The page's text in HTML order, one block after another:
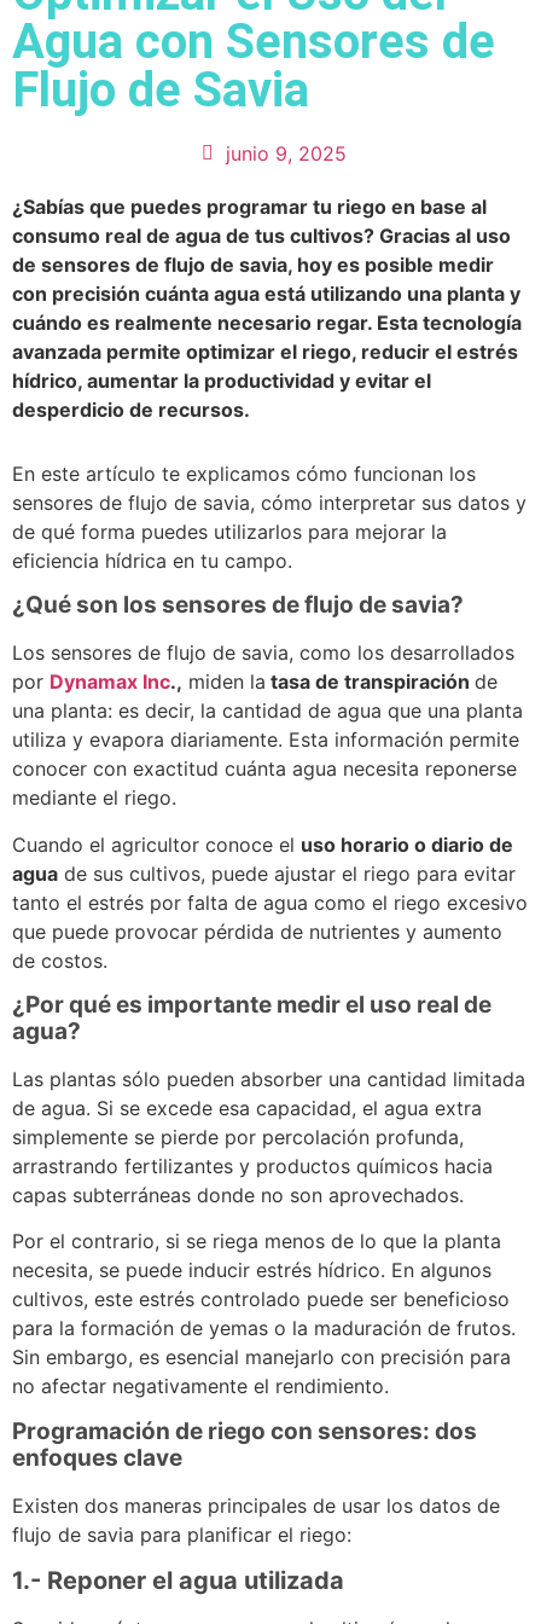
Agua con Sensores de
Flujo de Savia
junio 9, 2025
¿Sabías que puedes programar tu riego en base al
consumo real de agua de tus cultivos? Gracias al uso
de sensores de flujo de savia, hoy es posible medir
con precisión cuánta agua está utilizando una planta y
cuándo es realmente necesario regar. Esta tecnología
avanzada permite optimizar el riego, reducir el estrés
hídrico, aumentar la productividad y evitar el
desperdicio de recursos.
En este artículo te explicamos cómo funcionan los
sensores de flujo de savia, cómo interpretar sus datos y
de qué forma puedes utilizarlos para mejorar la
eficiencia hídrica en tu campo.
¿Qué son los sensores de flujo de savia?
Los sensores de flujo de savia, como los desarrollados
por Dynamax Inc., miden la tasa de transpiración de
una planta: es decir, la cantidad de agua que una planta
utiliza y evapora diariamente. Esta información permite
conocer con exactitud cuánta agua necesita reponerse
mediante el riego.
Cuando el agricultor conoce el uso horario o diario de
agua de sus cultivos, puede ajustar el riego para evitar
tanto el estrés por falta de agua como el riego excesivo
que puede provocar pérdida de nutrientes y aumento
de costos.
¿Por qué es importante medir el uso real de
agua?
Las plantas sólo pueden absorber una cantidad limitada
de agua. Si se excede esa capacidad, el agua extra
simplemente se pierde por percolación profunda,
arrastrando fertilizantes y productos químicos hacia
capas subterráneas donde no son aprovechados.
Por el contrario, si se riega menos de lo que la planta
necesita, se puede inducir estrés hídrico. En algunos
cultivos, este estrés controlado puede ser beneficioso
para la formación de yemas o la maduración de frutos.
Sin embargo, es esencial manejarlo con precisión para
no afectar negativamente el rendimiento.
Programación de riego con sensores: dos
enfoques clave
Existen dos maneras principales de usar los datos de
flujo de savia para planificar el riego:
1.- Reponer el agua utilizada